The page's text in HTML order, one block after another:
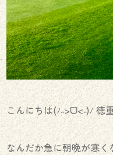
こんにちは(ﾉ˶>ᗜ​<˵)ﾉ 徳
なんだか急に朝晩が寒く